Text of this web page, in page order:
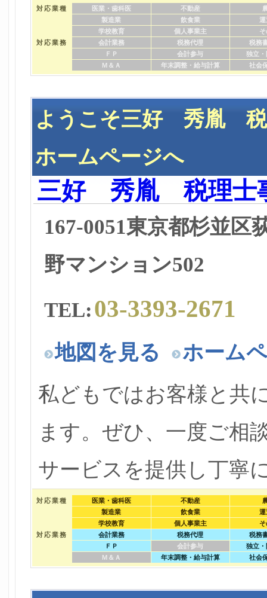
対応業種 医業・歯科医 不動産
製造業
飲食業
学校教育
個人事業主
対応業務
会計業務 税務代理
税務
ＦＰ
会計参与
独立
Ｍ＆Ａ
年末調整・給与計算 社会
ようこそ三好 秀胤 税
ホームページへ
三好 秀胤 税理士
167-0051東京都杉並区
野マンション502
TEL:03-3393-2671
地図を見る
ホーム
私どもではお客様と共
ます。ぜひ、一度ご相
サービスを提供し丁寧
対応業種 医業・歯科医 不動産
製造業
飲食業
運
学校教育
個人事業主
対応業務
会計業務 税務代理
税務
ＦＰ
会計参与
独立
Ｍ＆Ａ
年末調整・給与計算 社会